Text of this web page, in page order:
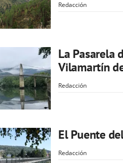
Redacción
La Pasarela
Vilamartín
Redacción
El Puente
Redacción